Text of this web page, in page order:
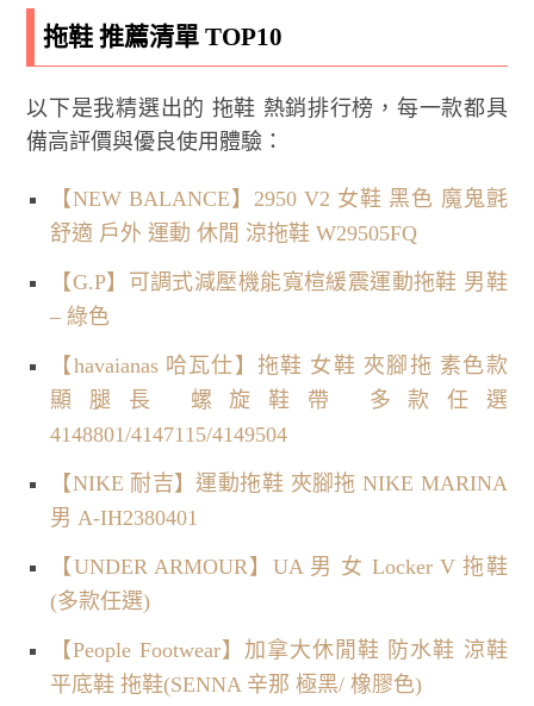
拖鞋 推薦清單 TOP10
以下是我精選出的 拖鞋 熱銷排行榜，每一款都具
備高評價與優良使用體驗：
【NEW BALANCE】2950 V2 女鞋 黑色 魔鬼氈
舒適 戶外 運動 休閒 涼拖鞋 W29505FQ
【G.P】可調式減壓機能寬楦緩震運動拖鞋 男鞋
– 綠色
【havaianas 哈瓦仕】拖鞋 女鞋 夾腳拖 素色款
顯腿長 螺旋鞋帶 多款任選
4148801/4147115/4149504
【NIKE 耐吉】運動拖鞋 夾腳拖 NIKE MARINA
男 A-IH2380401
【UNDER ARMOUR】UA 男 女 Locker V 拖鞋
(多款任選)
【People Footwear】加拿大休閒鞋 防水鞋 涼鞋
平底鞋 拖鞋(SENNA 辛那 極黑/ 橡膠色)